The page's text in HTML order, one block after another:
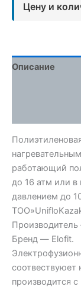
Цену и
Описание
работающий
до 16 атм или в
давлением до
Бренд — Elofit.
соотвествуюет
производится